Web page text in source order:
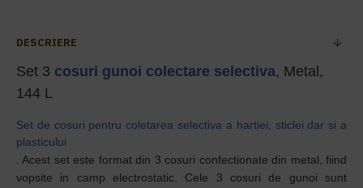
DESCRIERE
Set 3 cosuri gunoi colectare selectiva, Metal,
144 L
Set de cosuri pentru coletarea selectiva a hartiei, sticlei dar si a
plasticului
. Acest set este format din 3 cosuri confectionate din metal, fiind
vopsite in camp electrostatic. Cele 3 cosuri de gunoi sunt